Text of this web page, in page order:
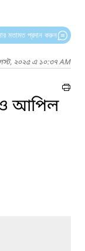
মতামত প্রদান করুন
২০২৫ এ ১০:৩৭ AM
ও আপিল